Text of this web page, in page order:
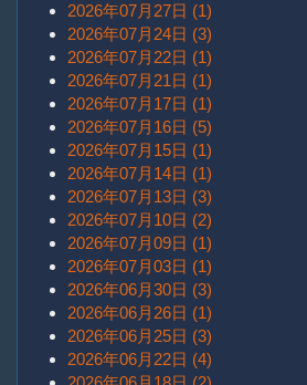
2026年07月27日 (1)
2026年07月24日 (3)
2026年07月22日 (1)
2026年07月21日 (1)
2026年07月17日 (1)
2026年07月16日 (5)
2026年07月15日 (1)
2026年07月14日 (1)
2026年07月13日 (3)
2026年07月10日 (2)
2026年07月09日 (1)
2026年07月03日 (1)
2026年06月30日 (3)
2026年06月26日 (1)
2026年06月25日 (3)
2026年06月22日 (4)